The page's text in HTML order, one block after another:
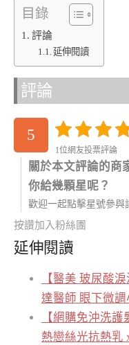
目錄
評論
延伸閱讀
評論
5
1位網友投票評論
關於本文評論的商
你給幾顆星呢？
歡迎一起點擊星號參與
按讚加入粉絲團
延伸閱讀
【醫美 玻尿酸
達醫師 眼下微調
【網購免沖洗
熱戀絲光抗熱乳